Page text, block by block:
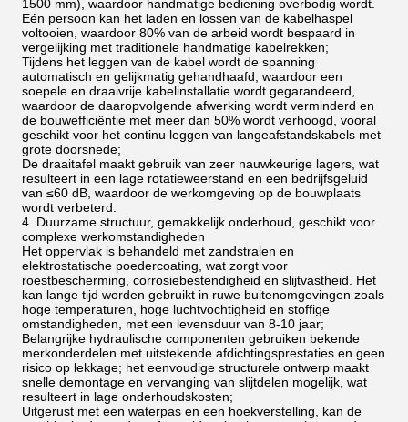
1500 mm), waardoor handmatige bediening overbodig wordt.
Eén persoon kan het laden en lossen van de kabelhaspel
voltooien, waardoor 80% van de arbeid wordt bespaard in
vergelijking met traditionele handmatige kabelrekken;
Tijdens het leggen van de kabel wordt de spanning
automatisch en gelijkmatig gehandhaafd, waardoor een
soepele en draaivrije kabelinstallatie wordt gegarandeerd,
waardoor de daaropvolgende afwerking wordt verminderd en
de bouwefficiëntie met meer dan 50% wordt verhoogd, vooral
geschikt voor het continu leggen van langeafstandskabels met
grote doorsnede;
De draaitafel maakt gebruik van zeer nauwkeurige lagers, wat
resulteert in een lage rotatieweerstand en een bedrijfsgeluid
van ≤60 dB, waardoor de werkomgeving op de bouwplaats
wordt verbeterd.
4. Duurzame structuur, gemakkelijk onderhoud, geschikt voor
complexe werkomstandigheden
Het oppervlak is behandeld met zandstralen en
elektrostatische poedercoating, wat zorgt voor
roestbescherming, corrosiebestendigheid en slijtvastheid. Het
kan lange tijd worden gebruikt in ruwe buitenomgevingen zoals
hoge temperaturen, hoge luchtvochtigheid en stoffige
omstandigheden, met een levensduur van 8-10 jaar;
Belangrijke hydraulische componenten gebruiken bekende
merkonderdelen met uitstekende afdichtingsprestaties en geen
risico op lekkage; het eenvoudige structurele ontwerp maakt
snelle demontage en vervanging van slijtdelen mogelijk, wat
resulteert in lage onderhoudskosten;
Uitgerust met een waterpas en een hoekverstelling, kan de